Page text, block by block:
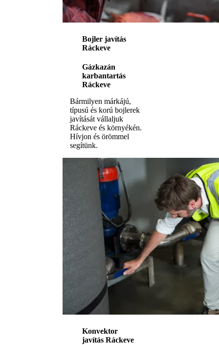
Bojler javítás
Ráckeve
Gázkazán
karbantartás
Ráckeve
Bármilyen márkájú,
típusú és korú bojlerek
javítását vállaljuk
Ráckeve és környékén.
Hívjon és örömmel
segítünk.
Konvektor
javítás Ráckeve